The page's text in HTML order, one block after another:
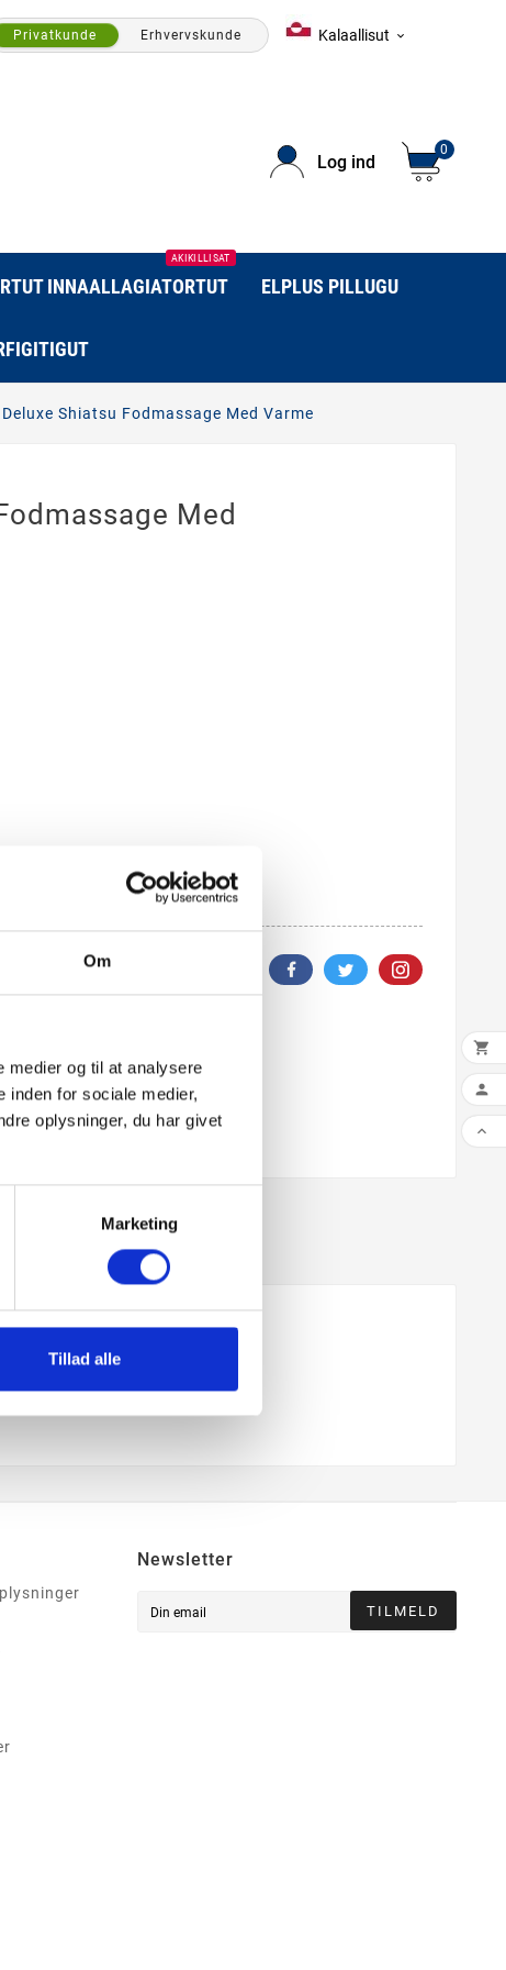
Om
medier og til at analysere
inden for sociale medier,
oplysninger, du har givet
Marketing
Tillad alle
Privatkunde Erhvervskunde Kalaallisut 
Log ind
0
INNAALLAGIATORTUT
AKIKILLISAT
ELPLUS PILLUGU
Deluxe Shiatsu Fodmassage Med Varme
Med
Newsletter
TILMELD


